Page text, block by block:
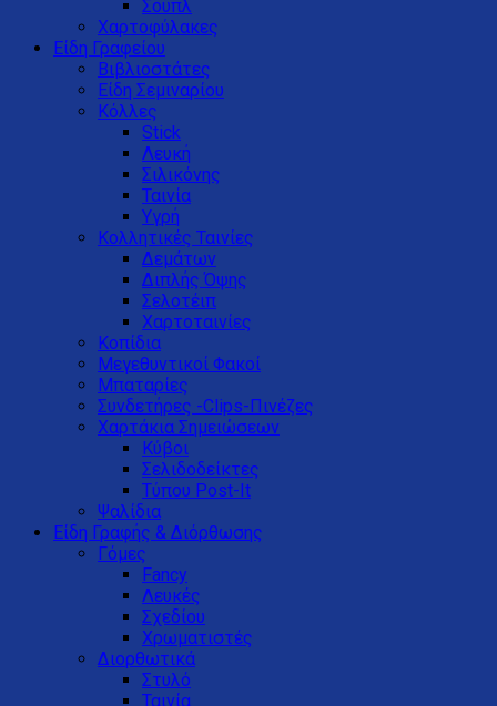
Σουπλ
Χαρτοφύλακες
Είδη Γραφείου
Βιβλιοστάτες
Είδη Σεμιναρίου
Κόλλες
Stick
Λευκή
Σιλικόνης
Ταινία
Υγρή
Κολλητικές Ταινίες
Δεμάτων
Διπλής Όψης
Σελοτέιπ
Χαρτοταινίες
Κοπίδια
Μεγεθυντικοί Φακοί
Μπαταρίες
Συνδετήρες -Clips-Πινέζες
Χαρτάκια Σημειώσεων
Κύβοι
Σελιδοδείκτες
Τύπου Post-It
Ψαλίδια
Είδη Γραφής & Διόρθωσης
Γόμες
Fancy
Λευκές
Σχεδίου
Χρωματιστές
Διορθωτικά
Στυλό
Ταινία